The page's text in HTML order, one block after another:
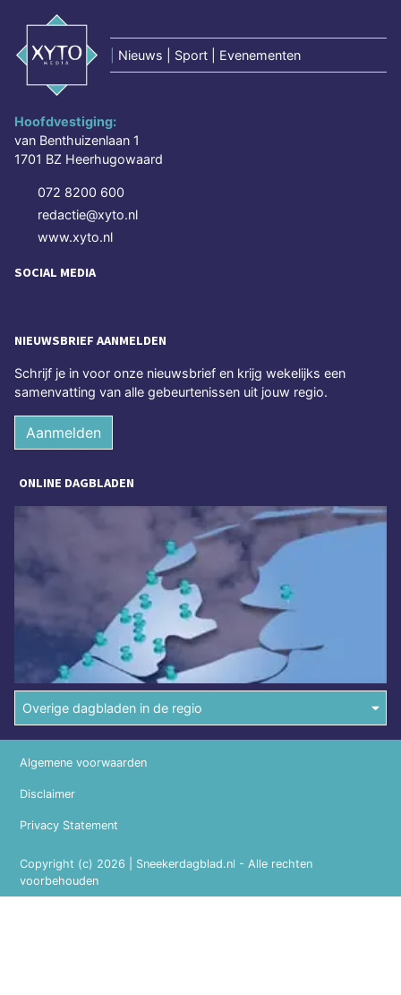
Nieuws | Sport | Evenementen
Hoofdvestiging:
van Benthuizenlaan 1
1701 BZ Heerhugowaard
072 8200 600
redactie@xyto.nl
www.xyto.nl
SOCIAL MEDIA
NIEUWSBRIEF AANMELDEN
Schrijf je in voor onze nieuwsbrief en krijg wekelijks een
samenvatting van alle gebeurtenissen uit jouw regio.
Aanmelden
ONLINE DAGBLADEN
Overige dagbladen in de regio
Copyright (c) 2026 | Sneekerdagblad.nl - Alle rechten
voorbehouden
Algemene voorwaarden
Disclaimer
Privacy Statement